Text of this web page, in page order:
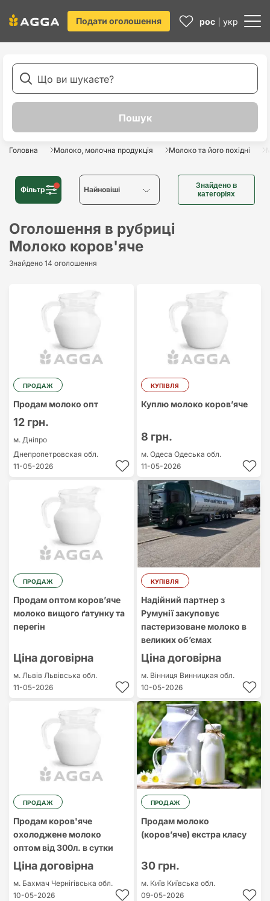
Подати оголошення рос укр
Головна Молоко, молочна продукція Молоко та його похідні
Фільтр Найновіші
Найновіші
Найстаріші
Знайдено в
категоріях
Оголошення в рубриці
Молоко коров'яче
Знайдено 14 оголошення
ПРОДАЖ
Продам молоко опт
12 грн.
м. Дніпро
Днепропетровская обл.
11-05-2026
КУПІВЛЯ
Куплю молоко коров’яче
8 грн.
м. Одеса Одеська обл.
11-05-2026
ПРОДАЖ
Продам оптом коровʼяче
молоко вищого ґатунку та
перегін
Ціна договірна
м. Львів Львівська обл.
11-05-2026
КУПІВЛЯ
Надійний партнер з
Румунії закуповує
пастеризоване молоко в
великих об’ємах
Ціна договірна
м. Вінниця Винницкая обл.
10-05-2026
ПРОДАЖ
Продам коров'яче
охолоджене молоко
оптом від 300л. в сутки
Ціна договірна
м. Бахмач Чернігівська обл.
10-05-2026
ПРОДАЖ
Продам молоко
(коров’яче) екстра класу
30 грн.
м. Київ Київська обл.
09-05-2026